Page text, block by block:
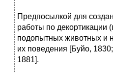
Предпосылкой для
работы по декортикации
подопытных животных и
их поведения [Буйо,
1881].